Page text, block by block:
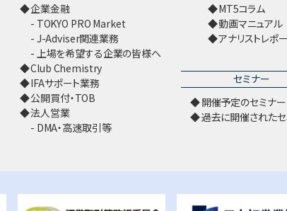
企業金融
TOKYO PRO Market
J-Adviser関連業務
上場を希望する企業の皆様へ
Club Chemistry
IFAサポート業務
公開買付・TOB
法人営業
DMA・高速取引等
MT5コラム
動画マニュアル
アナリストレポ
セミナー
開催予定のセミナー
過去に開催された